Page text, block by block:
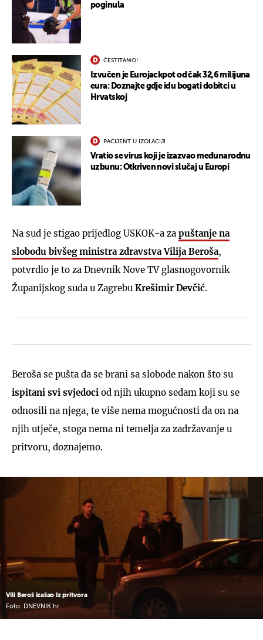
poginula
ČESTITAMO!
Izvučen je Eurojackpot od čak 32,6 milijuna
eura: Doznajte gdje idu bogati dobitci u
Hrvatskoj
PACIJENT U IZOLACIJI
Vratio se virus koji je izazvao međunarodnu
uzbunu: Otkriven novi slučaj u Europi
Na sud je stigao prijedlog USKOK-a za puštanje na
slobodu bivšeg ministra zdravstva Vilija Beroša,
potvrdio je to za Dnevnik Nove TV glasnogovornik
Županijskog suda u Zagrebu Krešimir Devčić.
Beroša se pušta da se brani sa slobode nakon što su
ispitani svi svjedoci od njih ukupno sedam koji su se
odnosili na njega, te više nema mogućnosti da on na
njih utječe, stoga nema ni temelja za zadržavanje u
pritvoru, doznajemo.
Vili Beroš izašao iz pritvora
Foto: DNEVNIK.hr